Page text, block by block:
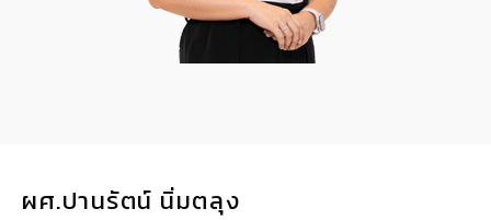
ผศ.ปานรัตน์ นิ่มตลุง